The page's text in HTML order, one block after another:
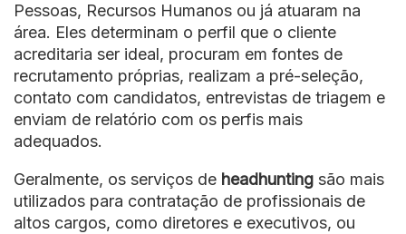
Pessoas, Recursos Humanos ou já atuaram na
área. Eles determinam o perfil que o cliente
acreditaria ser ideal, procuram em fontes de
recrutamento próprias, realizam a pré-seleção,
contato com candidatos, entrevistas de triagem e
enviam de relatório com os perfis mais
adequados.
Geralmente, os serviços de headhunting são mais
utilizados para contratação de profissionais de
altos cargos, como diretores e executivos, ou